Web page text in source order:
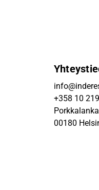
+358 10
00180